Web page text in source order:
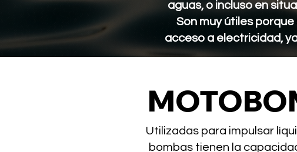
aguas, o incluso en
Son muy útiles
acceso a electricidad,
Utilizadas para impulsar
bombas tienen la